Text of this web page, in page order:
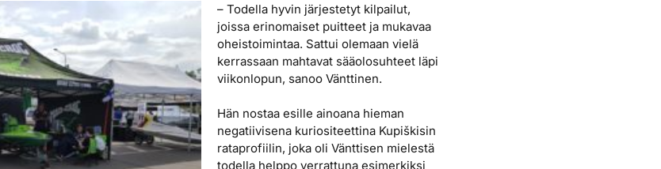
– Todella hyvin järjestetyt kilpailut,
joissa erinomaiset puitteet ja mukavaa
oheistoimintaa. Sattui olemaan vielä
kerrassaan mahtavat sääolosuhteet läpi
viikonlopun, sanoo Vänttinen.
Hän nostaa esille ainoana hieman
negatiivisena kuriositeettina Kupiškisin
rataprofiilin, joka oli Vänttisen mielestä
todella helppo verrattuna esimerkiksi